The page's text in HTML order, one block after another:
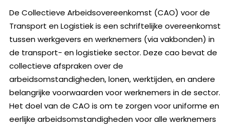
De Collectieve Arbeidsovereenkomst (CAO) voor de
Transport en Logistiek is een schriftelijke overeenkomst
tussen werkgevers en werknemers (via vakbonden) in
de transport- en logistieke sector. Deze cao bevat de
collectieve afspraken over de
arbeidsomstandigheden, lonen, werktijden, en andere
belangrijke voorwaarden voor werknemers in de sector.
Het doel van de CAO is om te zorgen voor uniforme en
eerlijke arbeidsomstandigheden voor alle werknemers